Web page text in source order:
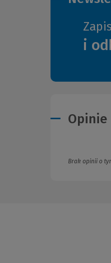
i
Opinie
Brak opinii o